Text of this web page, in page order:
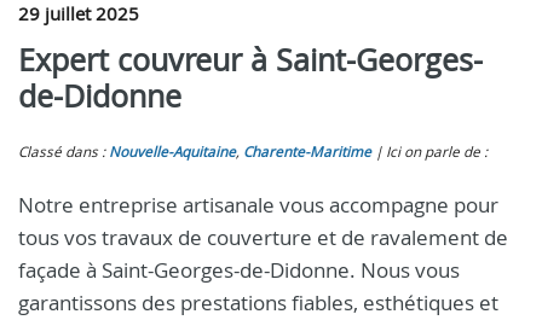
29 juillet 2025
Expert couvreur à Saint-Georges-
de-Didonne
Classé dans : Nouvelle-Aquitaine, Charente-Maritime Ici on parle de :
Notre entreprise artisanale vous accompagne pour
tous vos travaux de couverture et de ravalement de
façade à Saint-Georges-de-Didonne. Nous vous
garantissons des prestations fiables, esthétiques et